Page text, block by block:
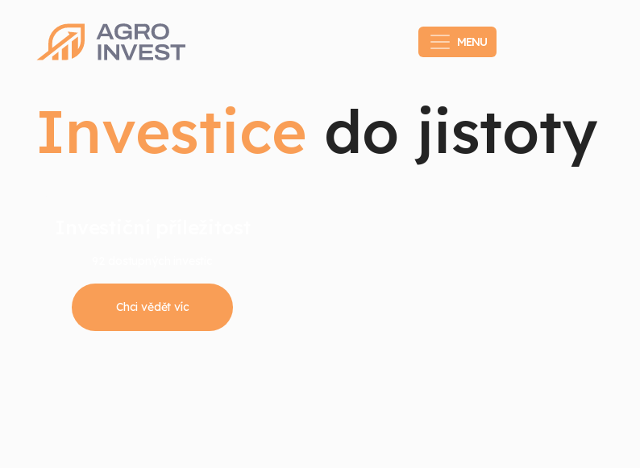
MENU
Investice do jistoty
Chci vědět víc